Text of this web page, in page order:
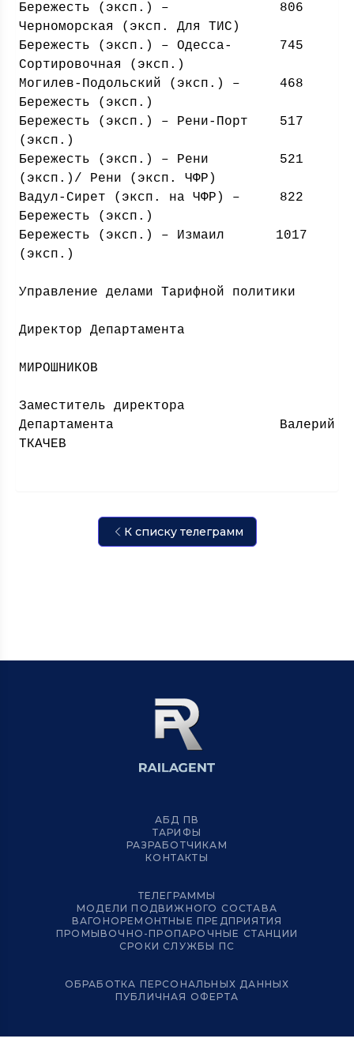
Бережесть (эксп.) –
Черноморская (эксп. Для ТИС)
806
Бережесть (эксп.) – Одесса-
Сортировочная (эксп.)
745
Могилев-Подольский (эксп.) –
Бережесть (эксп.)
468
Бережесть (эксп.) – Рени-Порт
(эксп.)
517
Бережесть (эксп.) – Рени
(эксп.)/ Рени (эксп. ЧФР)
521
Вадул-Сирет (эксп. на ЧФР) –
Бережесть (эксп.)
822
Бережесть (эксп.) – Измаил
(эксп.)
1017
Управление делами Тарифной политики
Директор Департамента
МИРОШНИКОВ
Заместитель директора
Департамента Валерий
ТКАЧЕВ
К списку телеграмм
АБД ПВ
ТАРИФЫ
РАЗРАБОТЧИКАМ
КОНТАКТЫ
ТЕЛЕГРАММЫ
МОДЕЛИ ПОДВИЖНОГО СОСТАВА
ВАГОНОРЕМОНТНЫЕ ПРЕДПРИЯТИЯ
ПРОМЫВОЧНО-ПРОПАРОЧНЫЕ СТАНЦИИ
СРОКИ СЛУЖБЫ ПС
ОБРАБОТКА ПЕРСОНАЛЬНЫХ ДАННЫХ
ПУБЛИЧНАЯ ОФЕРТА